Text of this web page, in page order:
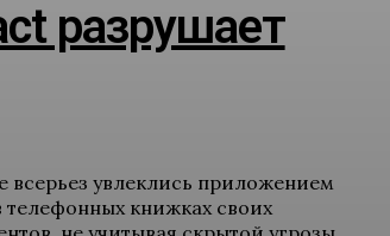
разрушает
увлеклись приложением
телефонных книжках своих